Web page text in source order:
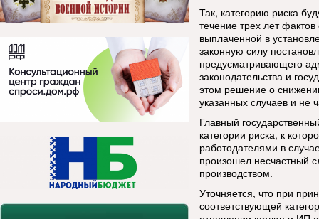
Так, категорию риска
течение трех лет
выплаченной в
законную силу
предусматривающего
законодательства и
этом решение о
указанных случаев и не
Главный
категории риска, к
работодателями в
произошел несчастный
производством.
Уточняется, что при
соответствующей